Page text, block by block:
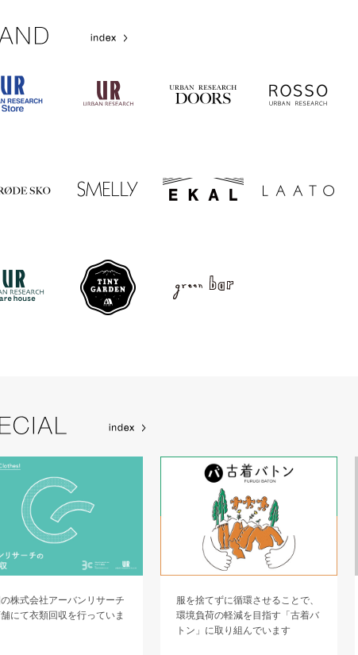
株式会社アーバンリサーチ
にて衣類回収を行っていま
服を捨てずに循環させることで、
環境負荷の軽減を目指す「古着バ
トン」に取り組んでいます